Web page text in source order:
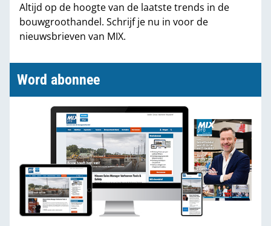
Partners
Altijd op de hoogte van de laatste trends in de
bouwgroothandel. Schrijf je nu in voor de
nieuwsbrieven van MIX.
Word abonnee